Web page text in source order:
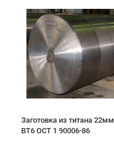
Заготовка из титана 22мм
ВТ6 ОСТ 1 90006-86